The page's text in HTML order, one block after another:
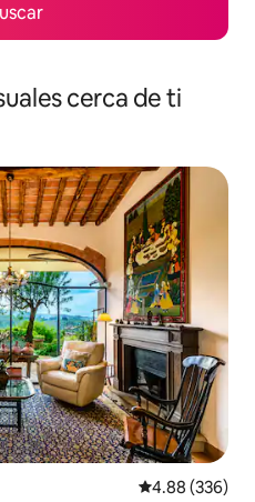
cerca de ti
Calificación
4.88 (336)